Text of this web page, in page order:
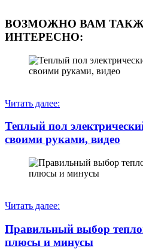
ВОЗМОЖНО ВАМ
ИНТЕРЕСНО:
Читать далее:
Теплый пол
своими руками, видео
Читать далее:
Правильный выбор
плюсы и минусы